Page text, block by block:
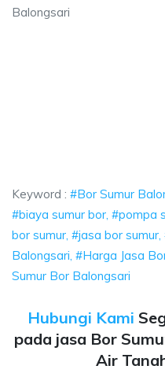
Balongsari
Keyword : #Bor Sumur
#biaya sumur bor, #pompa
bor sumur, #jasa bor
Balongsari, #Harga Jasa
Sumur Bor Balongsari
Hubungi Kami
pada jasa Bor
Air